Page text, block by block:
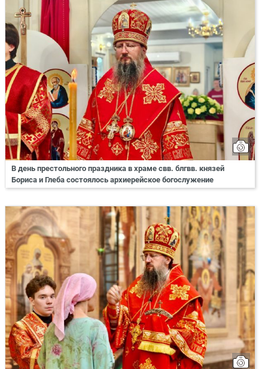
В день престольного праздника в храме свв. блгвв. князей
Бориса и Глеба состоялось архиерейское богослужение